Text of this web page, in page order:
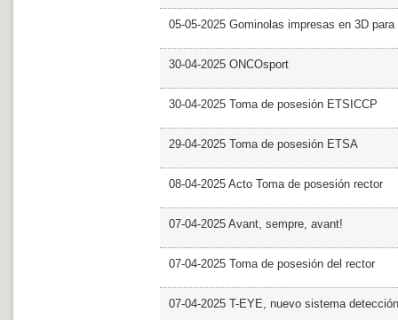
05-05-2025 Gominolas impresas en 3D
30-04-2025 ONCOsport
30-04-2025 Toma de posesión ETSICCP
29-04-2025 Toma de posesión ETSA
08-04-2025 Acto Toma de posesión rector
07-04-2025 Avant, sempre, avant!
07-04-2025 Toma de posesión del rector
07-04-2025 T-EYE, nuevo sistema